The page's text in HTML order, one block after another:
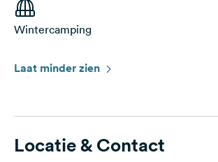
Wintercamping
Laat minder zien
Locatie & Contact